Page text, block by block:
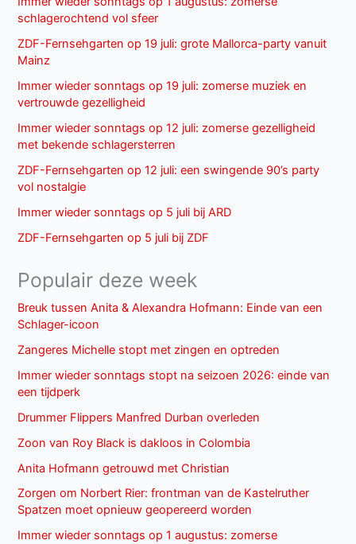
schlagerochtend vol sfeer
ZDF-Fernsehgarten op 19 juli: grote Mallorca-party vanuit
Mainz
Immer wieder sonntags op 19 juli: zomerse muziek en
vertrouwde gezelligheid
Immer wieder sonntags op 12 juli: zomerse gezelligheid
met bekende schlagersterren
ZDF-Fernsehgarten op 12 juli: een swingende 90’s party
vol nostalgie
Immer wieder sonntags op 5 juli bij ARD
ZDF-Fernsehgarten op 5 juli bij ZDF
Populair deze week
Breuk tussen Anita & Alexandra Hofmann: Einde van een
Schlager-icoon
Zangeres Michelle stopt met zingen en optreden
Immer wieder sonntags stopt na seizoen 2026: einde van
een tijdperk
Drummer Flippers Manfred Durban overleden
Zoon van Roy Black is dakloos in Colombia
Anita Hofmann getrouwd met Christian
Zorgen om Norbert Rier: frontman van de Kastelruther
Spatzen moet opnieuw geopereerd worden
Immer wieder sonntags op 1 augustus: zomerse